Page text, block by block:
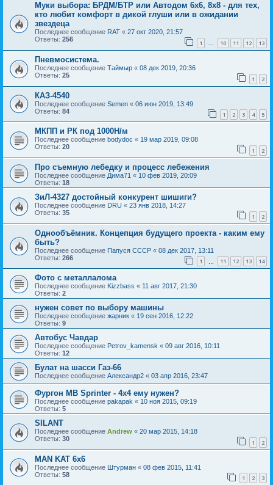
Муки выбора: БРДМ/БТР или Автодом 6х6, 8х8 - для тех,
кто любит комфорт в дикой глуши или в ожидании
звездеца
Последнее сообщение RAT « 27 окт 2020, 21:57
Ответы: 256 1 … 10 11 12 13
Пневмосистема.
Последнее сообщение Таймыр « 08 дек 2019, 20:36
Ответы: 25 1 2
КАЗ-4540
Последнее сообщение Semen « 06 июн 2019, 13:49
Ответы: 84 1 2 3 4 5
МКПП и РК под 1000Н/м
Последнее сообщение bodydoc « 19 мар 2019, 09:08
Ответы: 20 1 2
Про съемную лебедку и процесс лебежения
Последнее сообщение Дима71 « 10 фев 2019, 20:09
Ответы: 18
ЗиЛ-4327 достойный конкурент шишиги?
Последнее сообщение DRU « 23 янв 2018, 14:27
Ответы: 35 1 2
Однообъёмник. Концепция будущего проекта - каким ему
быть?
Последнее сообщение Папуся СССР « 08 дек 2017, 13:11
Ответы: 266 1 11 12 13 14
Фото с металлалома
Последнее сообщение Kizzbass « 11 авг 2017, 21:30
Ответы: 2
нужен совет по выбору машины
Последнее сообщение жарник « 19 сен 2016, 12:22
Ответы: 9
Автобус Чавдар
Последнее сообщение Petrov_kamensk « 09 авг 2016, 10:11
Ответы: 12
Булат на шасси Газ-66
Последнее сообщение Александр2 « 03 апр 2016, 23:47
Фургон MB Sprinter - 4x4 ему нужен?
Последнее сообщение pakapak « 10 ноя 2015, 09:19
Ответы: 5
SILANT
Последнее сообщение Andrew « 20 мар 2015, 14:18
Ответы: 30 1 2
MAN KAT 6х6
Последнее сообщение Штурман « 08 фев 2015, 11:41
Ответы: 58 1 2 3